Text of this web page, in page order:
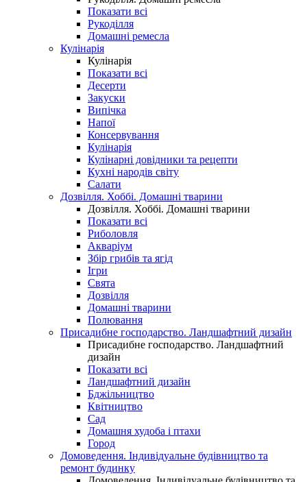
Показати всі
Рукоділля
Домашні ремесла
Кулінарія
Кулінарія
Показати всі
Десерти
Закуски
Випічка
Напої
Консервування
Кулінарія
Кулінарні довідники та рецепти
Кухні народів світу
Салати
Дозвілля. Хоббі. Домашні тварини
Дозвілля. Хоббі. Домашні тварини
Показати всі
Риболовля
Акваріум
Збір грибів та ягід
Ігри
Свята
Дозвілля
Домашні тварини
Полювання
Присадибне господарство. Ландшафтний дизайн
Присадибне господарство. Ландшафтний
дизайн
Показати всі
Ландшафтний дизайн
Бджільництво
Квітництво
Сад
Домашня худоба і птахи
Город
Домоведення. Індивідуальне будівництво та
ремонт будинку